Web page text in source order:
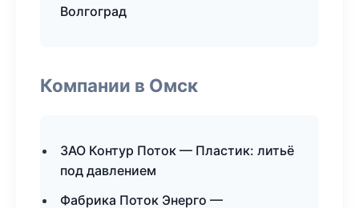
Волгоград
Компании в Омск
ЗАО Контур Поток — Пластик: литьё
под давлением
Фабрика Поток Энерго —